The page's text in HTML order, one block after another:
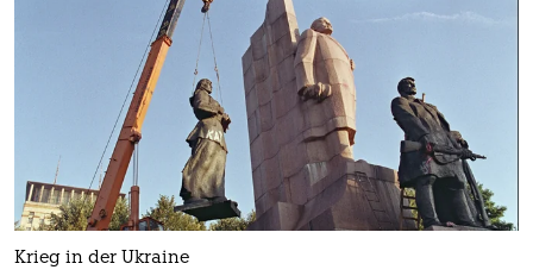
Krieg in der Ukraine